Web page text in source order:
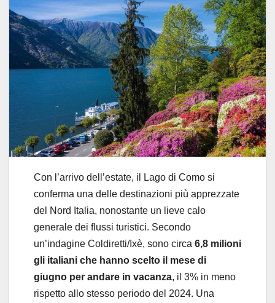
Con l’arrivo dell’estate, il Lago di Como si
conferma una delle destinazioni più apprezzate
del Nord Italia, nonostante un lieve calo
generale dei flussi turistici. Secondo
un’indagine Coldiretti/Ixè, sono circa 6,8 milioni
gli italiani che hanno scelto il mese di
giugno per andare in vacanza, il 3% in meno
rispetto allo stesso periodo del 2024. Una